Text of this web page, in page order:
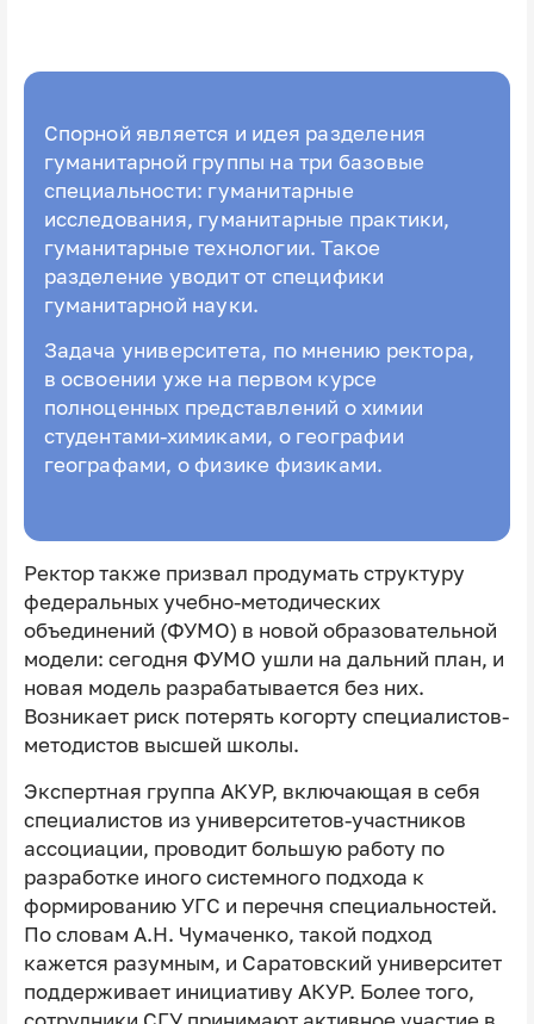
Спорной является и идея разделения
гуманитарной группы на три базовые
специальности: гуманитарные
исследования, гуманитарные практики,
гуманитарные технологии. Такое
разделение уводит от специфики
гуманитарной науки.
Задача университета, по мнению ректора,
в освоении уже на первом курсе
полноценных представлений о химии
студентами-химиками, о географии
географами, о физике физиками.
Ректор также призвал продумать структуру
федеральных учебно-методических
объединений (ФУМО) в новой образовательной
модели: сегодня ФУМО ушли на дальний план, и
новая модель разрабатывается без них.
Возникает риск потерять когорту специалистов-
методистов высшей школы.
Экспертная группа АКУР, включающая в себя
специалистов из университетов-участников
ассоциации, проводит большую работу по
разработке иного системного подхода к
формированию УГС и перечня специальностей.
По словам А.Н. Чумаченко, такой подход
кажется разумным, и Саратовский университет
поддерживает инициативу АКУР. Более того,